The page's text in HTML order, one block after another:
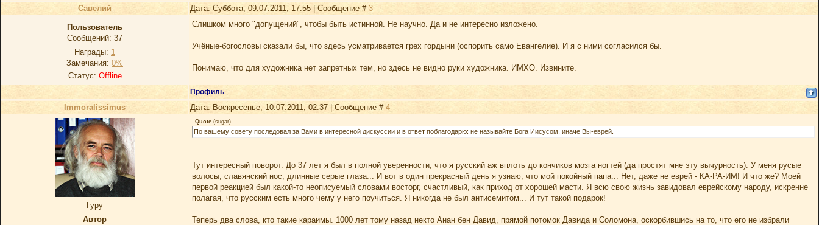
Савелий Дата: Суббота, 09.07.2011, 17:55 | Сообщение # 3
Пoльзoватель
Сообщений: 37
Награды: 1
Замечания: 0%
Статус: Offline
Слишком много "допущений", чтобы быть истинной. Не научно. Да и не интересно изложено.
Учёные-богословы сказали бы, что здесь усматривается грех гордыни (оспорить само Евангелие). И я с ними согласился бы.
Понимаю, что для художника нет запретных тем, но здесь не видно руки художника. ИМХО. Извините.
Профиль
Immoralissimus Дата: Воскресенье, 10.07.2011, 02:37 | Сообщение # 4
Гуру
Автор
Quote (sugar)
По вашему совету последовал за Вами в интересной дискуссии и в ответ поблагодарю: не называйте Бога Иисусом, иначе Вы-еврей.
Тут интересный поворот. До 37 лет я был в полной уверенности, что я русский аж вплоть до кончиков мозга ногтей (да простят мне эту вычурность). У меня русые
волосы, славянский нос, длинные серые глаза... И вот в один прекрасный день я узнаю, что мой покойный папа... Нет, даже не еврей - КА-РА-ИМ! И что же? Моей
первой реакцией был какой-то неописуемый словами восторг, счастливый, как приход от хорошей масти. Я всю свою жизнь завидовал еврейскому народу, искренне
полагая, что русским есть много чему у него поучиться. Я никогда не был антисемитом... И тут такой подарок!
Теперь два слова, кто такие караимы. 1000 лет тому назад некто Анан бен Давид, прямой потомок Давида и Соломона, оскорбившись на то, что его не избрали